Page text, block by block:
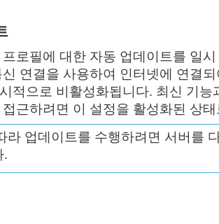
로필에 대한 자동 업데이트를 일
연결을 사용하여 인터넷에 연결
적으로 비활성화됩니다. 최신 기
근하려면 이 설정을 활성화된 상
라 업데이트를 수행하려면 서버를
.